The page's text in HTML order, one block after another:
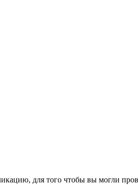
для того чтобы вы могли